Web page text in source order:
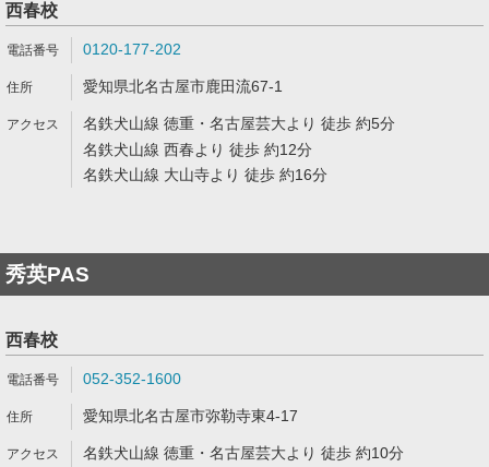
西春校
0120-177-202
愛知県北名古屋市鹿田流67-1
名鉄犬山線 徳重・名古屋芸大より 徒歩 約5分
名鉄犬山線 西春より 徒歩 約12分
名鉄犬山線 大山寺より 徒歩 約16分
秀英PAS
西春校
052-352-1600
愛知県北名古屋市弥勒寺東4-17
名鉄犬山線 徳重・名古屋芸大より 徒歩 約10分